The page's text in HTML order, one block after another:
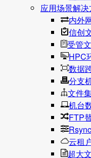
应用场景解决
内外
信创
受管
HPC
数据
分支
文件
机台
FTP
云租
超大